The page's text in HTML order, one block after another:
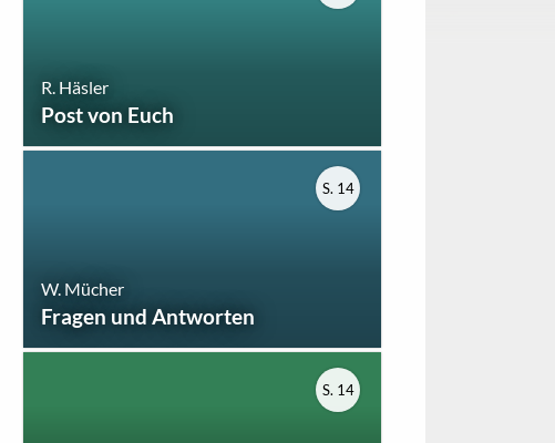
R. Häsler
Post von Euch
W. Mücher
Fragen und Antworten
S. 14
S. 14